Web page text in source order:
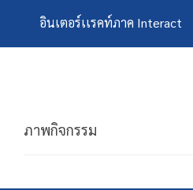
อินเตอร์เเรคท์ภาค Interact
ภาพกิจกรรม